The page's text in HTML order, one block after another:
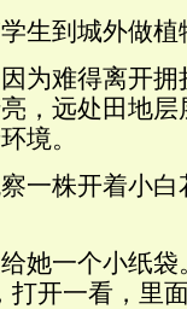
生到城外做植
为难得离开
，远处田地
境。
一株开着小
她一个小纸袋
打开一看，里